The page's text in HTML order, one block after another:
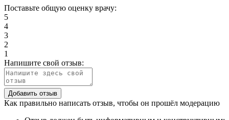
Поставьте общую оценку врачу:
5
4
3
2
1
Напишите свой отзыв:
Как правильно написать отзыв, чтобы он прошёл модерацию